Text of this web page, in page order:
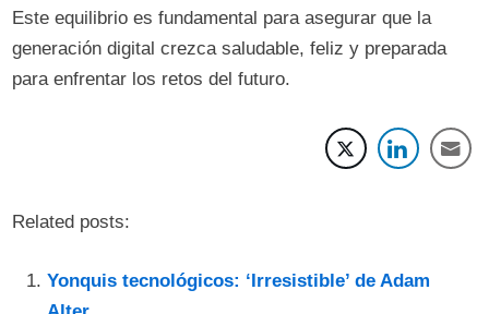
Este equilibrio es fundamental para asegurar que la
generación digital crezca saludable, feliz y preparada
para enfrentar los retos del futuro.
Related posts:
Yonquis tecnológicos: ‘Irresistible’ de Adam